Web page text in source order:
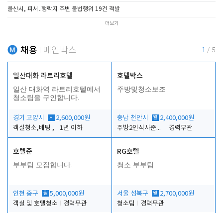
울산시, 피서․행락지 주변 불법행위 19건 적발
더보기
채용 메인박스 1 / 5
일산대화 라트리호텔
일산 대화역 라트리호텔에서
청소팀을 구인합니다.
경기 고양시 시
2,600,000원
객실청소,베팅 ,
1년 이하
호텔박스
주방및청소보조
충남 천안시 월 2,400,000원
주방2인식사준비및청소린렌보조
경력무관
호텔준
부부팀 모집합니다.
인천 중구 월 5,000,000원
객실 및 호텔청소
경력무관
RG호텔
청소 부부팀
서울 성북구 월 2,700,000원
청소팀
경력무관